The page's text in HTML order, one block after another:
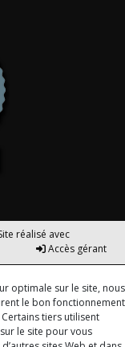
réalisé avec
Accès gérant
optimale sur le site, nous
le bon fonctionnement
tiers utilisent
le site pour vous